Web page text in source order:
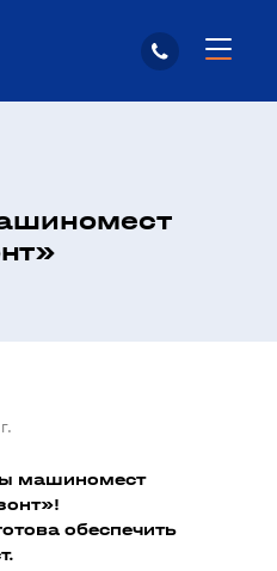
машиномест
обеспечить